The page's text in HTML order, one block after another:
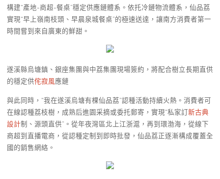
構建“產地-商超-餐桌”穩定供應鏈體系。依托冷鏈物流體系，仙品荔
實現“早上嶺南枝頭、早晨泉城餐桌”的極速送達，讓南方消費者第一
時間嘗到來自廣東的鮮甜。
遂溪縣烏塘鎮、銀座集團與中荔集團現場簽約，將配合樹立長期直供
的穩定供侘寂風應鏈
與此同時，“我在遂溪烏塘有棵仙品荔”認種活動持續火熱。消費者可
在線認種荔枝樹，成熟后進園采摘或委托郵寄，實現“私家訂新古典
設計制、源頭直供”。從年夜灣區北上江浙滬，再到環渤海，從線下
商超到直播電商，從認種定制到即時批發，仙品荔正逐漸構成覆蓋全
國的銷售網絡。